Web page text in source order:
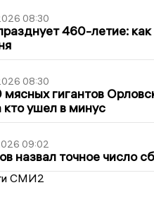
08:30
460-летие:
08:30
мясных гигантов
кто ушел в минус
09:02
назвал точное число
СМИ2